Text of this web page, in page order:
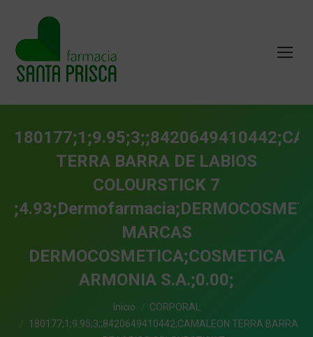
TERRA BARRA DE LABIOS
COLOURSTICK 7
MARCAS
DERMOCOSMETICA;COSMETICA
ARMONIA S.A.;0.00;
Inicio
CORPORAL
180177;1;9.95;3;;8420649410442;CAMALEON TERRA BARRA